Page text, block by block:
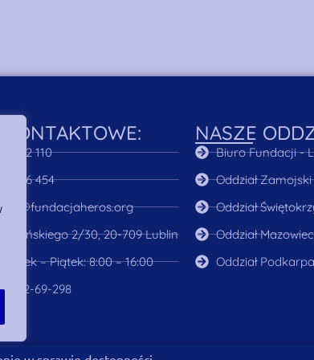
122 110
466 454
2/30, 20-709 Lublin
– Piątek: 8:00 – 16:00
32-69-298
NASZE
Biuro Fundacji -
Oddział Zamojski
Oddział
Oddział
Oddział